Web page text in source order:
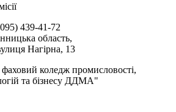
439-41-72
область,
Нагірна, 13
коледж промисловості,
та бізнесу ДДМА"